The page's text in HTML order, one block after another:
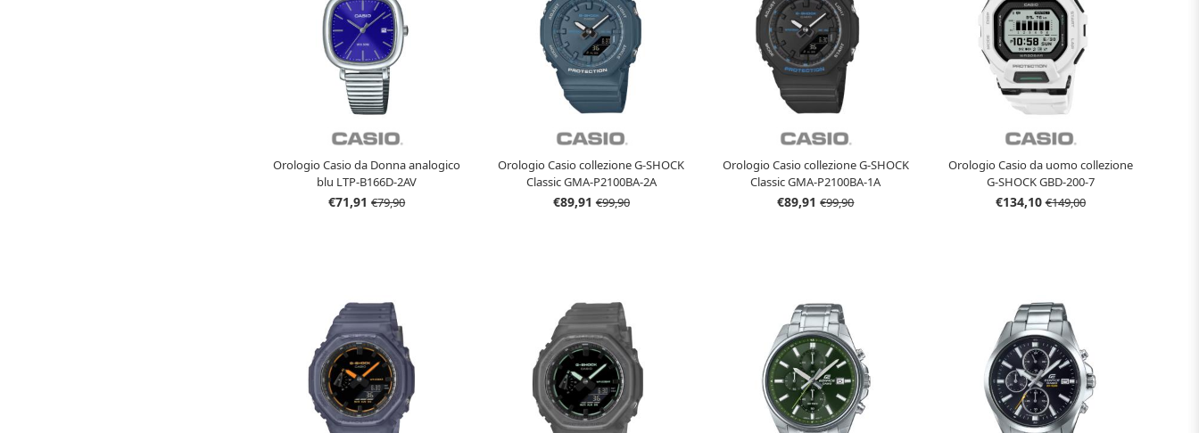
Orologio Casio da Donna analogico
blu LTP-B166D-2AV
€71,91€79,90
Orologio Casio collezione G-SHOCK
Classic GMA-P2100BA-2A
€89,91€99,90
Orologio Casio collezione G-SHOCK
Classic GMA-P2100BA-1A
€89,91€99,90
Orologio Casio da uomo collezione
G-SHOCK GBD-200-7
€134,10€149,00